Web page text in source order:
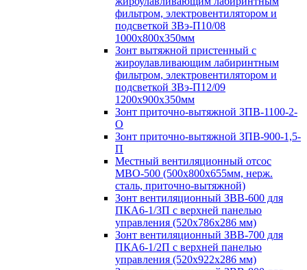
фильтром, электровентилятором и
подсветкой ЗВэ-П10/08
1000х800х350мм
Зонт вытяжной пристенный с
жироулавливающим лабиринтным
фильтром, электровентилятором и
подсветкой ЗВэ-П12/09
1200х900х350мм
Зонт приточно-вытяжной ЗПВ-1100-2-
О
Зонт приточно-вытяжной ЗПВ-900-1,5-
П
Местный вентиляционный отсос
МВО-500 (500х800х655мм, нерж.
сталь, приточно-вытяжной)
Зонт вентиляционный ЗВВ-600 для
ПКА6-1/3П с верхней панелью
управления (520х786х286 мм)
Зонт вентиляционный ЗВВ-700 для
ПКА6-1/2П с верхней панелью
управления (520х922х286 мм)